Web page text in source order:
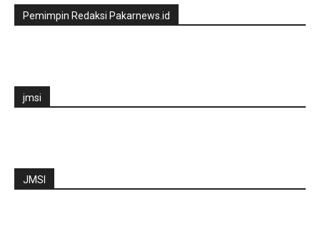
Pemimpin Redaksi Pakarnews.id
jmsi
JMSI